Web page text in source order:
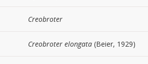
Creobroter
Creobroter elongata (Beier, 1929)